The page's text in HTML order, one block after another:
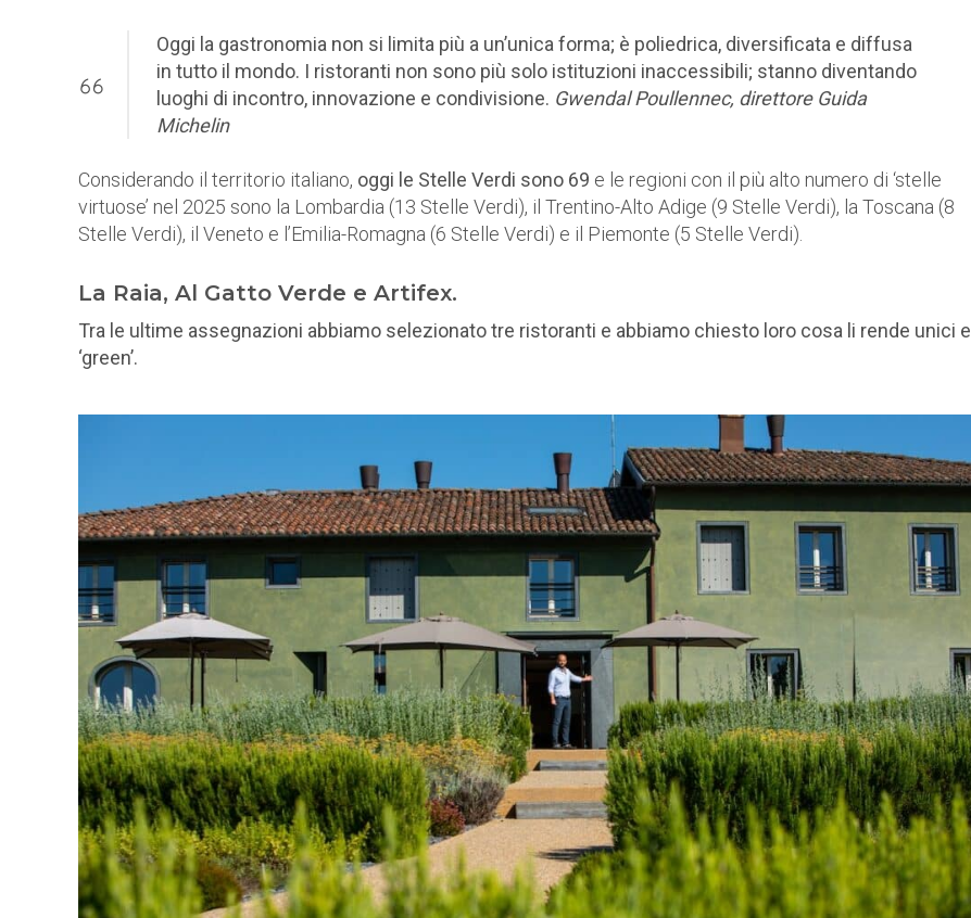
Oggi la gastronomia non si limita più a un’unica forma; è poliedrica, diversificata e diffusa
in tutto il mondo. I ristoranti non sono più solo istituzioni inaccessibili; stanno diventando
luoghi di incontro, innovazione e condivisione. Gwendal Poullennec, direttore Guida
Michelin
Considerando il territorio italiano, oggi le Stelle Verdi sono 69 e le regioni con il più alto numero di ‘stelle
virtuose’ nel 2025 sono la Lombardia (13 Stelle Verdi), il Trentino-Alto Adige (9 Stelle Verdi), la Toscana (8
Stelle Verdi), il Veneto e l’Emilia-Romagna (6 Stelle Verdi) e il Piemonte (5 Stelle Verdi).
La Raia, Al Gatto Verde e Artifex.
Tra le ultime assegnazioni abbiamo selezionato tre ristoranti e abbiamo chiesto loro cosa li rende unici e
‘green’.